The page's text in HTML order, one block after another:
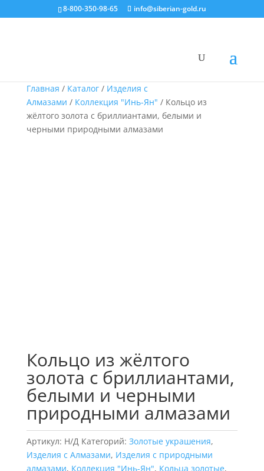
8-800-350-98-65 info@siberian-gold.ru
Главная / Каталог/ Изделия с
Алмазами / Коллекция "Инь-Ян" / Кольцо из
жёлтого золота с бриллиантами, белыми и
черными природными алмазами
Кольцо из жёлтого
золота с бриллиантами,
белыми и черными
природными алмазами
Артикул: Н/Д Категорий: Золотые украшения,
Изделия с Алмазами, Изделия с природными
алмазами, Коллекция "Инь-Ян", Кольца золотые,